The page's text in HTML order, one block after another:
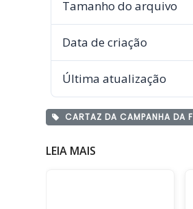
Tamanho do arquivo
Data de criação
Última atualização
CARTAZ DA CAMPANHA DA
LEIA MAIS